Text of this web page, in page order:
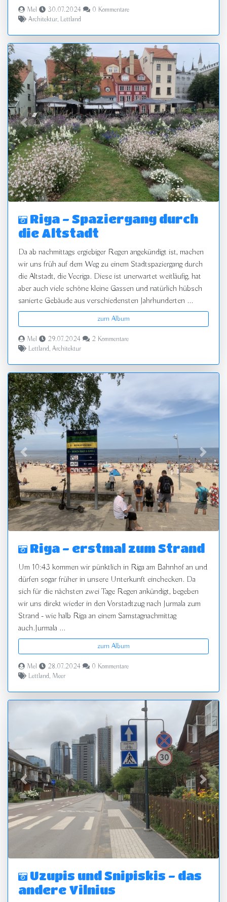
Mel 30.07.2024
0 Kommentare
Architektur, Lettland
zurück vor
Riga - Spaziergang durch
die Altstadt
Da ab nachmittags ergiebiger Regen angekündigt ist, machen
wir uns früh auf dem Weg zu einem Stadtspaziergang durch
die Altstadt, die Vecriga. Diese ist unerwartet weitläufig, hat
aber auch viele schöne kleine Gassen und natürlich hübsch
sanierte Gebäude aus verschiedensten Jahrhunderten ...
zum Album
Mel 29.07.2024
2 Kommentare
Lettland, Architektur
zurück vor
Riga - erstmal zum Strand
Um 10:43 kommen wir pünktlich in Riga am Bahnhof an und
dürfen sogar früher in unsere Unterkunft einchecken. Da
sich für die nächsten zwei Tage Regen ankündigt, begeben
wir uns direkt wieder in den Vorstadtzug nach Jurmala zum
Strand - wie halb Riga an einem Samstagnachmittag
auch.Jurmala ...
zum Album
Mel 28.07.2024
0 Kommentare
Lettland, Meer
zurück vor
Uzupis und Snipiskis - das
andere Vilnius